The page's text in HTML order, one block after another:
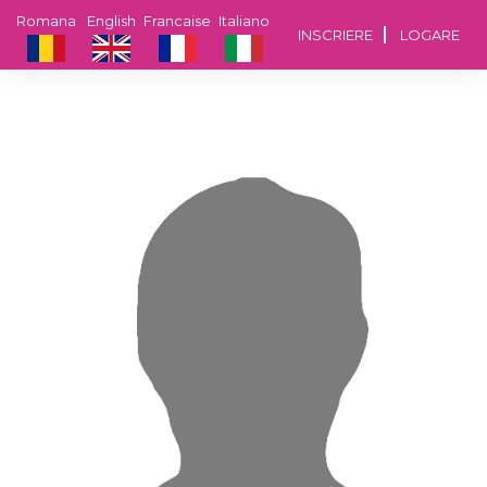
INSCRIERE LOGARE
Italiano
Francaise
English
Romana